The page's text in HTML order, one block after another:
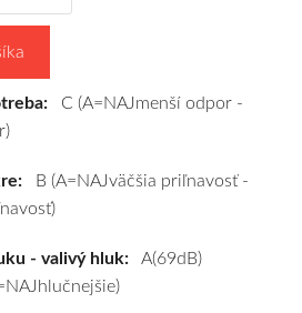
C (A=NAJmenší odpor -
B (A=NAJväčšia priľnavosť -
- valivý hluk: A(69dB)